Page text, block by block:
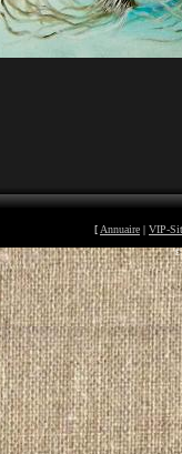
[ Annuaire | VIP-
©